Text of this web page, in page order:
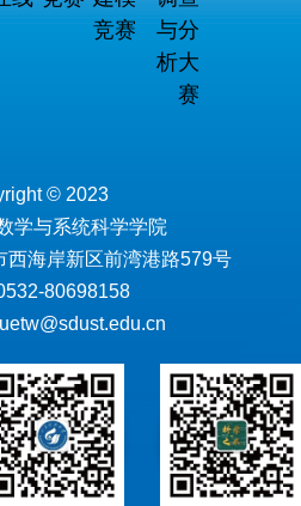
竞赛
与分
析大
赛
© 2023
学与系统科学学院
西海岸新区前湾港路579号
80698158